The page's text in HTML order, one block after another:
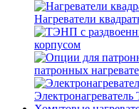
Нагреватели
корпусом
патронных